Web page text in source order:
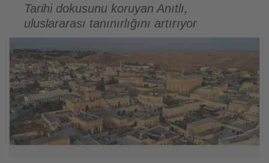
sizler
için
turizmde
olup
bitenleri
takip
ediyor!
Tarihi dokusunu koruyan Anıtlı,
uluslararası tanınırlığını artırıyor